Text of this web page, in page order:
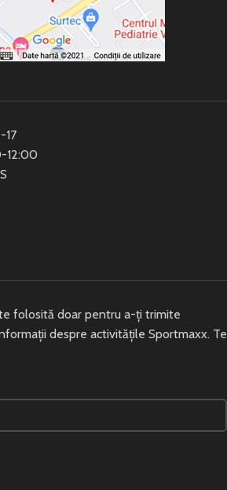
17
12:00
folosită doar pentru a-ți trimite
despre activitățile Sportmaxx. Te